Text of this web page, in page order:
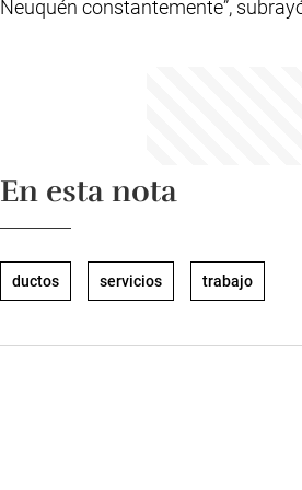
Neuquén constantemente”,
En esta nota
ductos servicios trabajo